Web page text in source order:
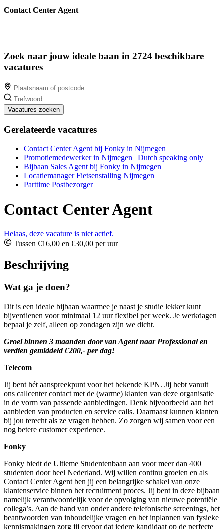
Contact Center Agent
Zoek naar jouw ideale baan in 2724 beschikbare
vacatures
Vacatures zoeken
Gerelateerde vacatures
Contact Center Agent bij Fonky in Nijmegen
Promotiemedewerker in Nijmegen | Dutch speaking only
Bijbaan Sales Agent bij Fonky in Nijmegen
Locatiemanager Fietsenstalling Nijmegen
Parttime Postbezorger
Contact Center Agent
Helaas, deze vacature is niet actief.
Tussen €16,00 en €30,00 per uur
Beschrijving
Wat ga je doen?
Dit is een ideale bijbaan waarmee je naast je studie lekker kunt
bijverdienen voor minimaal 12 uur flexibel per week. Je werkdagen
bepaal je zelf, alleen op zondagen zijn we dicht.
Groei binnen 3 maanden door van Agent naar Professional en
verdien gemiddeld €200,- per dag!
Telecom
Jij bent hét aanspreekpunt voor het bekende KPN. Jij hebt vanuit
ons callcenter contact met de (warme) klanten van deze organisatie
in de vorm van passende aanbiedingen. Denk bijvoorbeeld aan het
aanbieden van producten en service calls. Daarnaast kunnen klanten
bij jou terecht als ze vragen hebben. Zo zorgen wij samen voor een
nog betere customer experience.
Fonky
Fonky biedt de Ultieme Studentenbaan aan voor meer dan 400
studenten door heel Nederland. Wij willen continu groeien en als
Contact Center Agent ben jij een belangrijke schakel van onze
klantenservice binnen het recruitment proces. Jij bent in deze bijbaan
namelijk verantwoordelijk voor de opvolging van nieuwe potentiële
collega’s. Aan de hand van onder andere telefonische screenings, het
beantwoorden van inhoudelijke vragen en het inplannen van fysieke
kennismakingen zorg jij ervoor dat iedere kandidaat op de perfecte